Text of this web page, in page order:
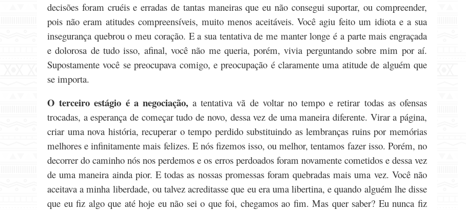
decisões foram cruéis e erradas de tantas maneiras que eu não consegui suportar, ou compreender,
pois não eram atitudes compreensíveis, muito menos aceitáveis. Você agiu feito um idiota e a sua
insegurança quebrou o meu coração. E a sua tentativa de me manter longe é a parte mais engraçada
e dolorosa de tudo isso, afinal, você não me queria, porém, vivia perguntando sobre mim por aí.
Supostamente você se preocupava comigo, e preocupação é claramente uma atitude de alguém que
se importa.
O terceiro estágio é a negociação, a tentativa vã de voltar no tempo e retirar todas as ofensas
trocadas, a esperança de começar tudo de novo, dessa vez de uma maneira diferente. Virar a página,
criar uma nova história, recuperar o tempo perdido substituindo as lembranças ruins por memórias
melhores e infinitamente mais felizes. E nós fizemos isso, ou melhor, tentamos fazer isso. Porém, no
decorrer do caminho nós nos perdemos e os erros perdoados foram novamente cometidos e dessa vez
de uma maneira ainda pior. E todas as nossas promessas foram quebradas mais uma vez. Você não
aceitava a minha liberdade, ou talvez acreditasse que eu era uma libertina, e quando alguém lhe disse
que eu fiz algo que até hoje eu não sei o que foi, chegamos ao fim. Mas quer saber? Eu nunca fiz